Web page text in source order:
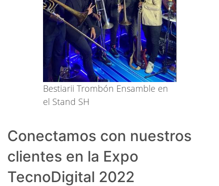
Bestiarii Trombón Ensamble en
el Stand SH
Conectamos con nuestros
clientes en la Expo
TecnoDigital 2022